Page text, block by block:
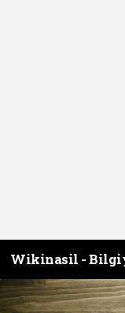
Skip to content
Wikinasil -